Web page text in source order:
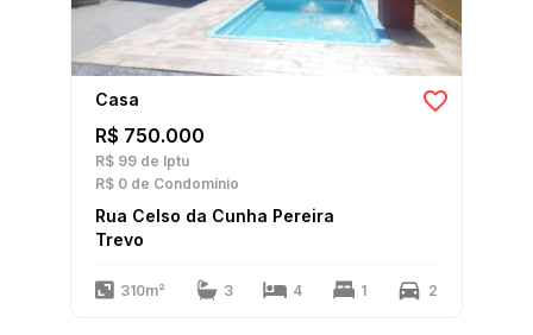
Casa
R$ 750.000
R$ 99 de Iptu
R$ 0 de Condomínio
Rua Celso da Cunha Pereira
Trevo
310m² 3 4 1 2